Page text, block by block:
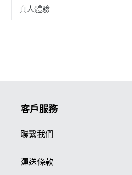
真人體驗
客戶服務
聯繫我們
運送條款